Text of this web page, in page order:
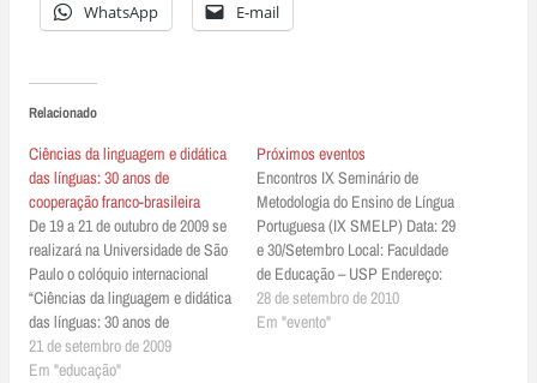
WhatsApp E-mail
Relacionado
Ciências da linguagem e didática
das línguas: 30 anos de
cooperação franco-brasileira
De 19 a 21 de outubro de 2009 se
realizará na Universidade de São
Paulo o colóquio internacional
“Ciências da linguagem e didática
das línguas: 30 anos de
cooperação franco-brasileira”.
Organizada pela Área de Francês
21 de setembro de 2009
Em "educação"
Próximos eventos
Encontros IX Seminário de
Metodologia do Ensino de Língua
Portuguesa (IX SMELP) Data: 29
e 30/Setembro Local: Faculdade
de Educação – USP Endereço:
Av. Universidade, 308 - Faculdade
de Educação, USP Site:
28 de setembro de 2010
Em "evento"